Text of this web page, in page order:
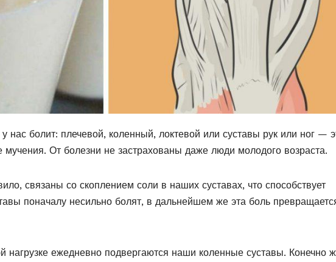
у нас болит: плечевой, коленный, локтевой или суставы рук или ног —
мучения. От болезни не застрахованы даже люди молодого возраста.
связаны со скоплением соли в наших суставах, что способствует
поначалу несильно болят, в дальнейшем же эта боль
нагрузке ежедневно подвергаются наши коленные суставы. Конечно